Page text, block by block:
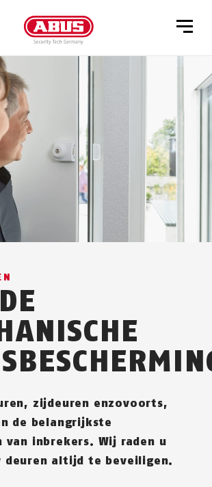
zijdeuren enzovoorts,
de belangrijkste
inbrekers. Wij raden u
deuren altijd te beveiligen.